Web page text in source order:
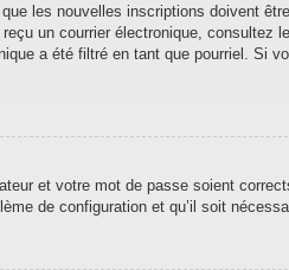
les nouvelles inscriptions doivent
un courrier électronique,
a été filtré en tant que pourriel. Si
et votre mot de passe soient
de configuration et qu’il soit